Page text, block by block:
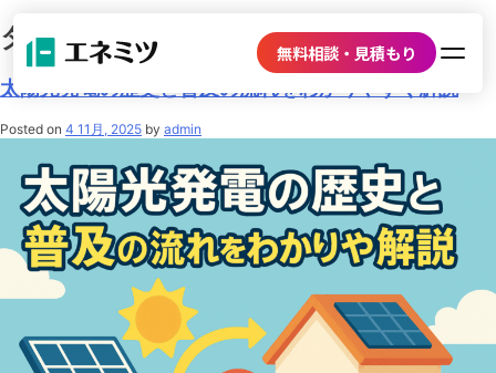
無料相談・見積もり
タグ:メガソーラー
太陽光発電の歴史と普及の流れをわかりやすく解説
Posted on 4 11月, 2025 by admin